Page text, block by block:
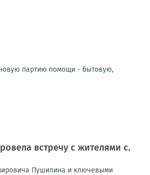
партию помощи - бытовую,
встречу с жителями с.
Пушилина и ключевыми